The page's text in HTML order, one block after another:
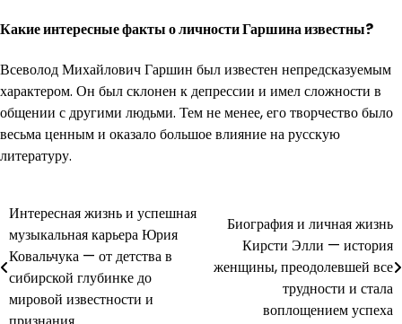
Какие интересные факты о личности Гаршина известны?
Всеволод Михайлович Гаршин был известен непредсказуемым
характером. Он был склонен к депрессии и имел сложности в
общении с другими людьми. Тем не менее, его творчество было
весьма ценным и оказало большое влияние на русскую
литературу.
Навигация
по
записям
Интересная жизнь и успешная
музыкальная карьера Юрия
Ковальчука — от детства в
сибирской глубинке до
мировой известности и
Биография и личная жизнь
Кирсти Элли — история
женщины, преодолевшей все
трудности и стала
воплощением успеха